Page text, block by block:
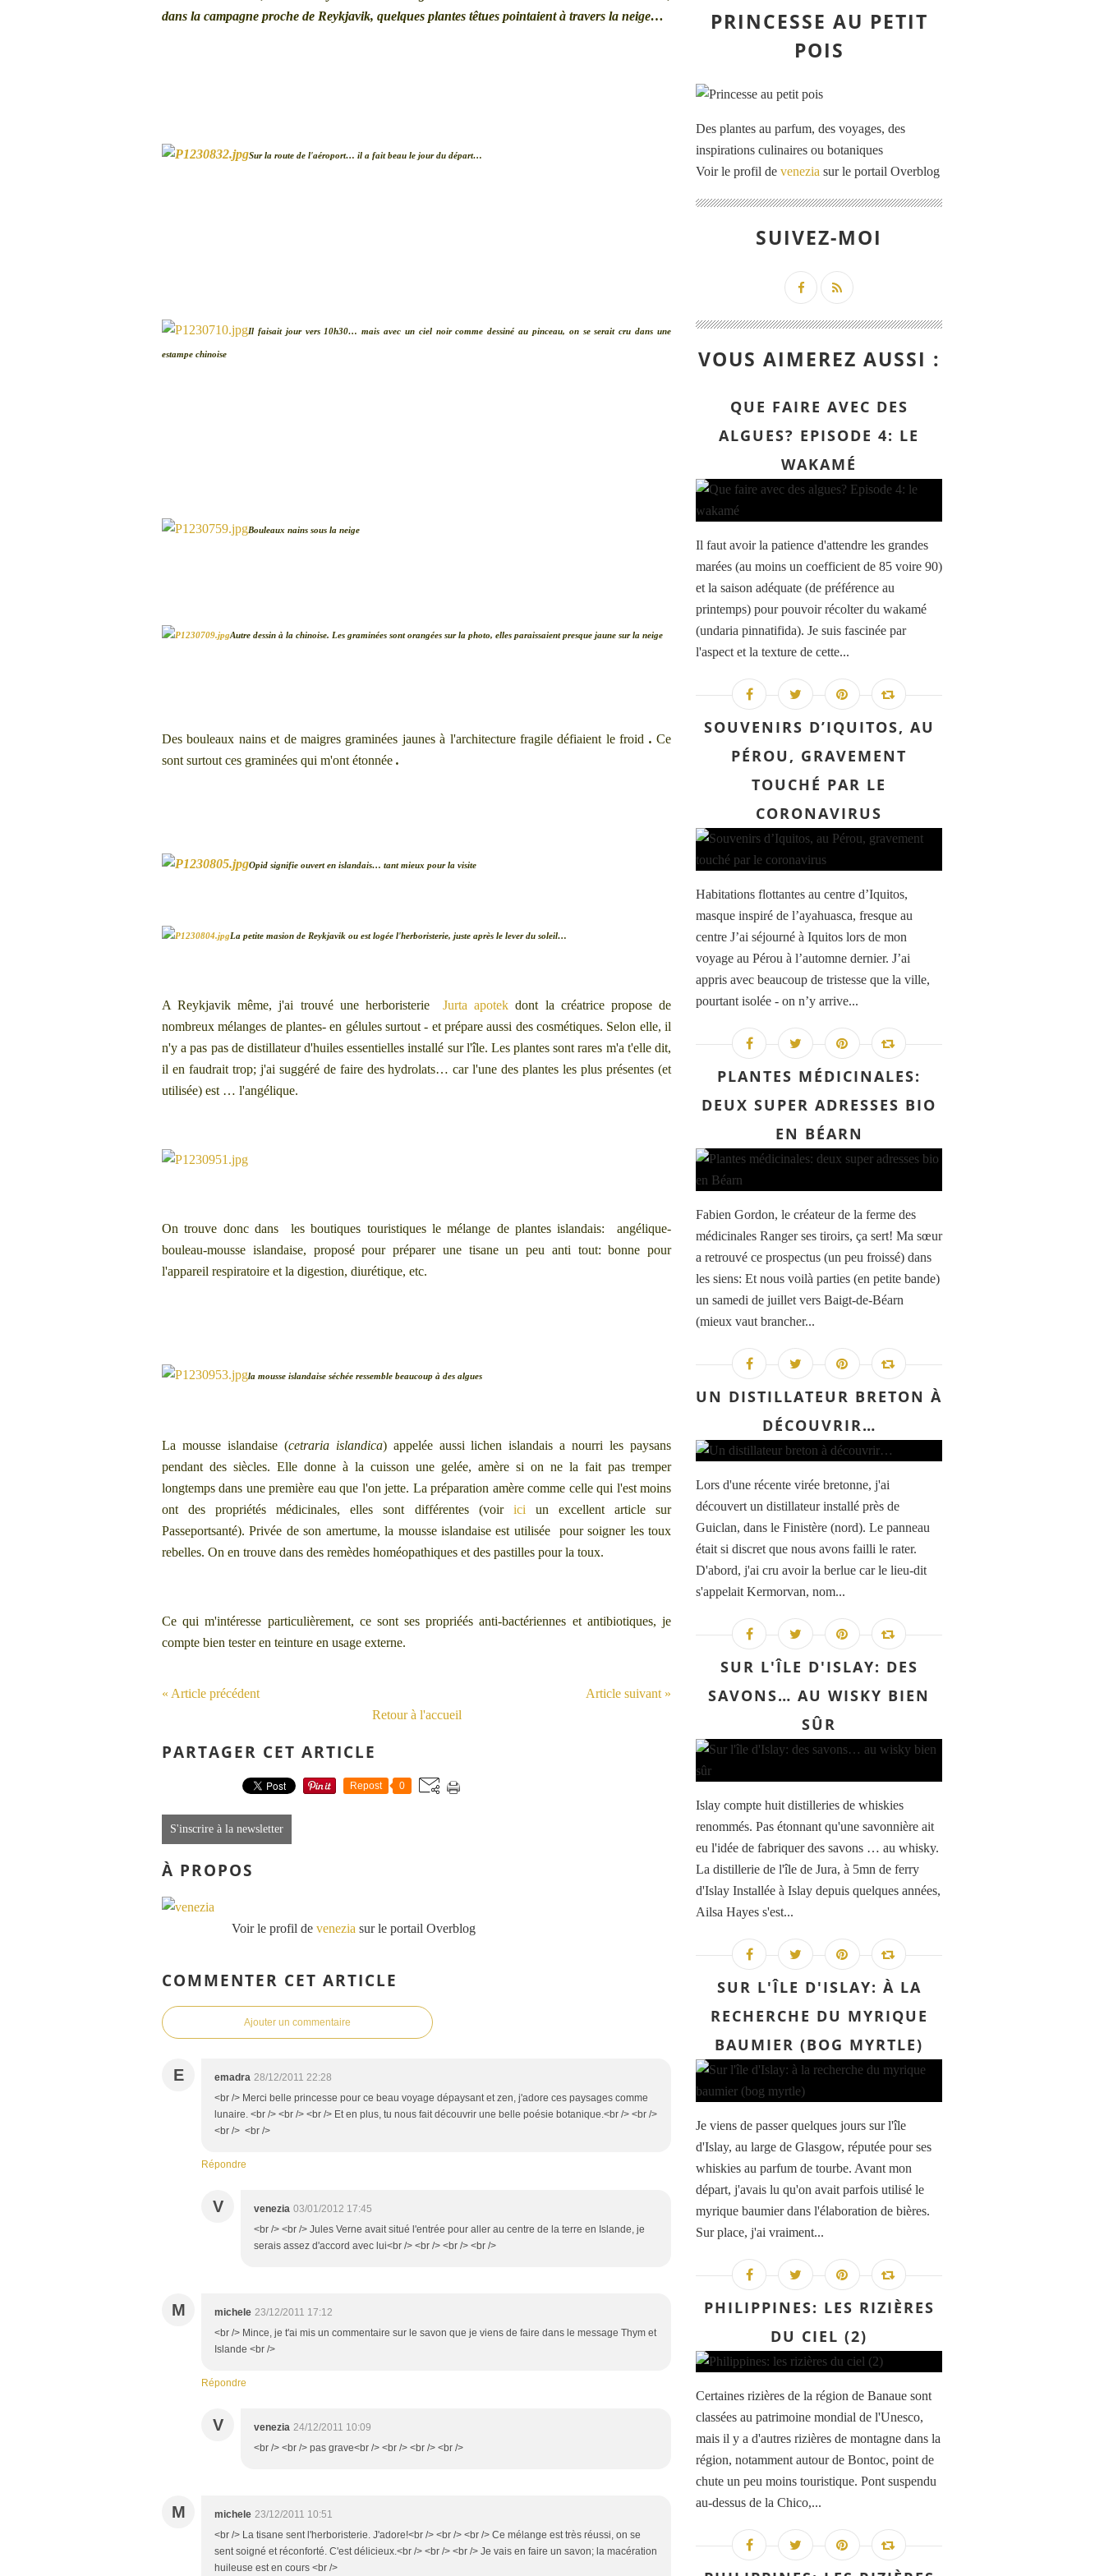
dans la campagne proche de Reykjavik, quelques plantes têtues pointaient à travers la neige…
Sur la route de l'aéroport… il a fait beau le jour du départ…
Il faisait jour vers 10h30… mais avec un ciel noir comme dessiné au pinceau, on se serait cru dans une
estampe chinoise
Bouleaux nains sous la neige
Autre dessin à la chinoise. Les graminées sont orangées sur la photo, elles paraissaient presque jaune sur la neige
Des bouleaux nains et de maigres graminées jaunes à l'architecture fragile défiaient le froid . Ce
sont surtout ces graminées qui m'ont étonnée .
Opid signifie ouvert en islandais… tant mieux pour la visite
La petite masion de Reykjavik ou est logée l'herboristerie, juste après le lever du soleil…
A Reykjavik même, j'ai trouvé une herboristerie Jurta apotek dont la créatrice propose de
nombreux mélanges de plantes- en gélules surtout - et prépare aussi des cosmétiques. Selon elle, il
n'y a pas pas de distillateur d'huiles essentielles installé sur l'île. Les plantes sont rares m'a t'elle dit,
il en faudrait trop; j'ai suggéré de faire des hydrolats… car l'une des plantes les plus présentes (et
utilisée) est … l'angélique.
On trouve donc dans les boutiques touristiques le mélange de plantes islandais: angélique-
bouleau-mousse islandaise, proposé pour préparer une tisane un peu anti tout: bonne pour
l'appareil respiratoire et la digestion, diurétique, etc.
la mousse islandaise séchée ressemble beaucoup à des algues
La mousse islandaise (cetraria islandica) appelée aussi lichen islandais a nourri les paysans
pendant des siècles. Elle donne à la cuisson une gelée, amère si on ne la fait pas tremper
longtemps dans une première eau que l'on jette. La préparation amère comme celle qui l'est moins
ont des propriétés médicinales, elles sont différentes (voir ici un excellent article sur
Passeportsanté). Privée de son amertume, la mousse islandaise est utilisée pour soigner les toux
rebelles. On en trouve dans des remèdes homéopathiques et des pastilles pour la toux.
Ce qui m'intéresse particulièrement, ce sont ses propriéés anti-bactériennes et antibiotiques, je
compte bien tester en teinture en usage externe.
« Article précédent
Article suivant »
Retour à l'accueil
PARTAGER CET ARTICLE
Repost 0
S'inscrire à la newsletter
À PROPOS
Voir le profil de venezia sur le portail Overblog
COMMENTER CET ARTICLE
Ajouter un commentaire
E emadra 28/12/2011 22:28
<br /> Merci belle princesse pour ce beau voyage dépaysant et zen, j'adore ces paysages comme
lunaire. <br /> <br /> <br /> Et en plus, tu nous fait découvrir une belle poésie botanique.<br /> <br />
<br /> <br />
Répondre
V venezia 03/01/2012 17:45
<br /> <br /> Jules Verne avait situé l'entrée pour aller au centre de la terre en Islande, je
serais assez d'accord avec lui<br /> <br /> <br /> <br />
M michele 23/12/2011 17:12
<br /> Mince, je t'ai mis un commentaire sur le savon que je viens de faire dans le message Thym et
Islande <br />
Répondre
V venezia 24/12/2011 10:09
<br /> <br /> pas grave<br /> <br /> <br /> <br />
M michele 23/12/2011 10:51
<br /> La tisane sent l'herboristerie. J'adore!<br /> <br /> <br /> Ce mélange est très réussi, on se
sent soigné et réconforté. C'est délicieux.<br /> <br /> <br /> Je vais en faire un savon; la macération
huileuse est en cours <br />
PRINCESSE AU PETIT
POIS
Des plantes au parfum, des voyages, des
inspirations culinaires ou botaniques
Voir le profil de venezia sur le portail Overblog
SUIVEZ-MOI
VOUS AIMEREZ AUSSI :
QUE FAIRE AVEC DES
ALGUES? EPISODE 4: LE
WAKAMÉ
Il faut avoir la patience d'attendre les grandes
marées (au moins un coefficient de 85 voire 90)
et la saison adéquate (de préférence au
printemps) pour pouvoir récolter du wakamé
(undaria pinnatifida). Je suis fascinée par
l'aspect et la texture de cette...
SOUVENIRS D’IQUITOS, AU
PÉROU, GRAVEMENT
TOUCHÉ PAR LE
CORONAVIRUS
Habitations flottantes au centre d’Iquitos,
masque inspiré de l’ayahuasca, fresque au
centre J’ai séjourné à Iquitos lors de mon
voyage au Pérou à l’automne dernier. J’ai
appris avec beaucoup de tristesse que la ville,
pourtant isolée - on n’y arrive...
PLANTES MÉDICINALES:
DEUX SUPER ADRESSES BIO
EN BÉARN
Fabien Gordon, le créateur de la ferme des
médicinales Ranger ses tiroirs, ça sert! Ma sœur
a retrouvé ce prospectus (un peu froissé) dans
les siens: Et nous voilà parties (en petite bande)
un samedi de juillet vers Baigt-de-Béarn
(mieux vaut brancher...
UN DISTILLATEUR BRETON À
DÉCOUVRIR…
Lors d'une récente virée bretonne, j'ai
découvert un distillateur installé près de
Guiclan, dans le Finistère (nord). Le panneau
était si discret que nous avons failli le rater.
D'abord, j'ai cru avoir la berlue car le lieu-dit
s'appelait Kermorvan, nom...
SUR L'ÎLE D'ISLAY: DES
SAVONS… AU WISKY BIEN
SÛR
Islay compte huit distilleries de whiskies
renommés. Pas étonnant qu'une savonnière ait
eu l'idée de fabriquer des savons … au whisky.
La distillerie de l'île de Jura, à 5mn de ferry
d'Islay Installée à Islay depuis quelques années,
Ailsa Hayes s'est...
SUR L'ÎLE D'ISLAY: À LA
RECHERCHE DU MYRIQUE
BAUMIER (BOG MYRTLE)
Je viens de passer quelques jours sur l'île
d'Islay, au large de Glasgow, réputée pour ses
whiskies au parfum de tourbe. Avant mon
départ, j'avais lu qu'on avait parfois utilisé le
myrique baumier dans l'élaboration de bières.
Sur place, j'ai vraiment...
PHILIPPINES: LES RIZIÈRES
DU CIEL (2)
Certaines rizières de la région de Banaue sont
classées au patrimoine mondial de l'Unesco,
mais il y a d'autres rizières de montagne dans la
région, notamment autour de Bontoc, point de
chute un peu moins touristique. Pont suspendu
au-dessus de la Chico,...